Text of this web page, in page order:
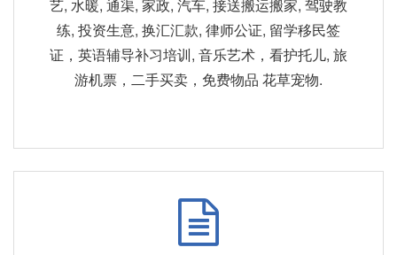
艺, 水暖, 通渠, 家政, 汽车, 接送搬运搬家, 驾驶教
练, 投资生意, 换汇汇款, 律师公证, 留学移民签
证，英语辅导补习培训, 音乐艺术，看护托儿, 旅
游机票，二手买卖，免费物品 花草宠物.